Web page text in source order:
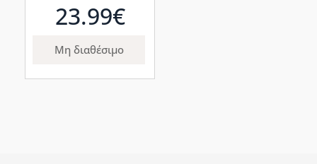
23.99€
Μη διαθέσιμο